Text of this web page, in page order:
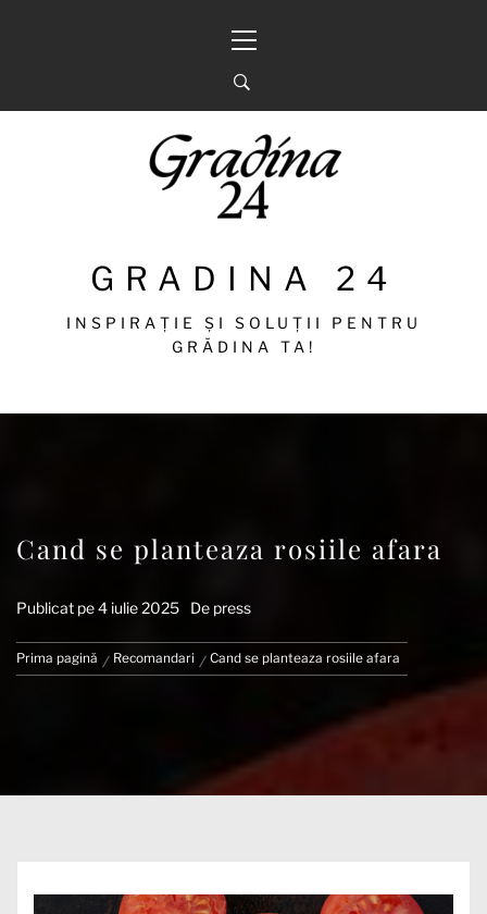
principal
GRADINA 24
INSPIRAȚIE ȘI SOLUȚII PENTRU
GRĂDINA TA!
Cand se planteaza rosiile afara
Publicat pe4 iulie 2025 De press
Prima pagină Recomandari Cand se planteaza rosiile afara